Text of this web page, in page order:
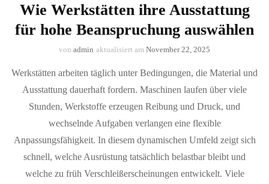
Wie Werkstätten ihre Ausstattung
für hohe Beanspruchung auswählen
von admin aktualisiert am November 22, 2025
Werkstätten arbeiten täglich unter Bedingungen, die Material und
Ausstattung dauerhaft fordern. Maschinen laufen über viele
Stunden, Werkstoffe erzeugen Reibung und Druck, und
wechselnde Aufgaben verlangen eine flexible
Anpassungsfähigkeit. In diesem dynamischen Umfeld zeigt sich
schnell, welche Ausrüstung tatsächlich belastbar bleibt und
welche zu früh Verschleißerscheinungen entwickelt. Viele